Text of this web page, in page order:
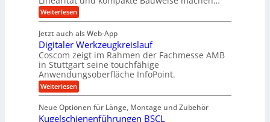
t
r
i
e
b
e
f
ü
r
r
f
t
g
s
e
i
n
g
a
n
K
I
w
i
c
h
t
i
g
e
a
l
g
e
n
e
t
r
i
e
b
e
f
r
Weiterlesen:
P
ä
z
i
s
i
o
n
f
r
Jetzt auch als Web-App
Digitaler Werkzeugkreislauf
Coscom zeigt im Rahmen der Fachmesse AMB
in Stuttgart seine touchfähige
Anwendungsoberfläche InfoPoint.
Weiterlesen:
D
g
i
Neue Optionen für Länge, Montage und Zubehör
Kugelschienenführungen BSCL